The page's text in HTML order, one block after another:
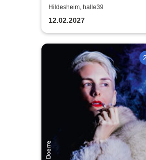
ZENsation - Chinas
Grossmeister der
Hildesheim, halle39
12.02.2027